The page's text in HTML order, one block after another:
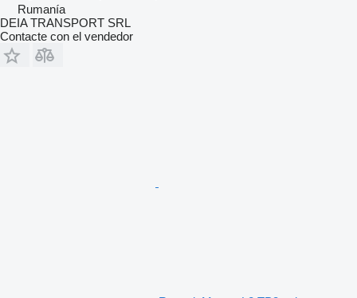
Rumanía
DEIA TRANSPORT SRL
Contacte con el vendedor